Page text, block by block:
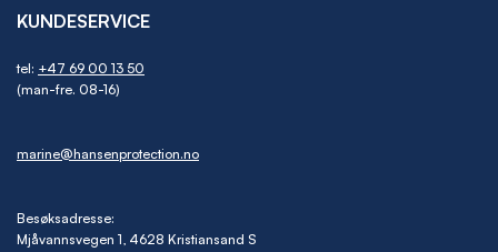
KUNDESERVICE
tel: +47 69 00 13 50
(man-fre. 08-16)
marine@hansenprotection.no
Besøksadresse:
Mjåvannsvegen 1, 4628 Kristiansand S